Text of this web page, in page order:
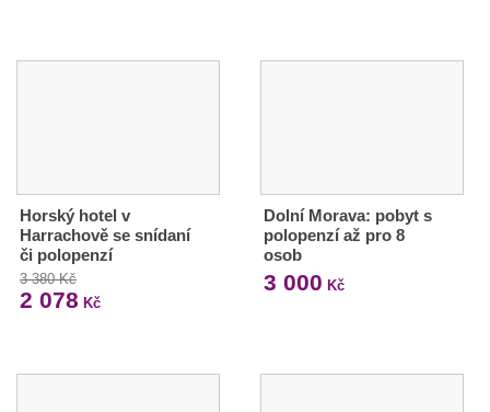
Horský hotel v
Harrachově se snídaní
či polopenzí
3 380 Kč
2 078 Kč
Dolní Morava: pobyt s
polopenzí až pro 8
osob
3 000 Kč